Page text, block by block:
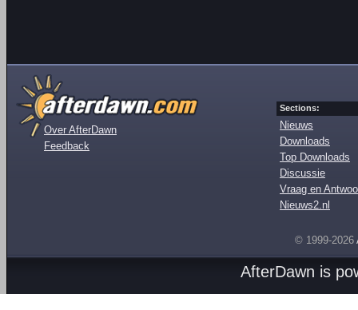
Over AfterDawn
Feedback
Sections:
Nieuws
Downloads
Top Downloads
Discussie
Vraag en
Nieuws2.nl
© 1999-2026
AfterDawn is